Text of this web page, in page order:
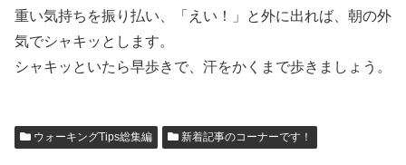
重い気持ちを振り払い、「えい！」と外に出れば、朝の外
気でシャキッとします。
シャキッといたら早歩きで、汗をかくまで歩きましょう。
ウォーキングTips総集編 新着記事のコーナーです！